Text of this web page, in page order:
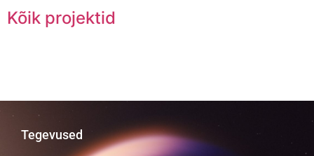
Kõik projektid
Tegevused